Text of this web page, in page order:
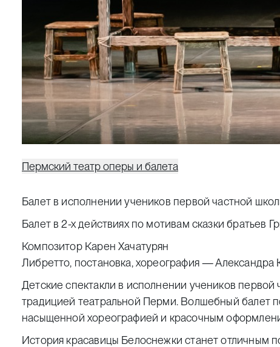
Пермский театр оперы и балета
Балет в исполнении учеников первой частной
Балет в 2-х действиях по мотивам сказки братьев
Композитор Карен Хачатурян
Либретто, постановка, хореография —
Детские спектакли в исполнении учеников
традицией театральной Перми. Волшебный балет
насыщенной хореографией и красочным
История красавицы Белоснежки станет отличным